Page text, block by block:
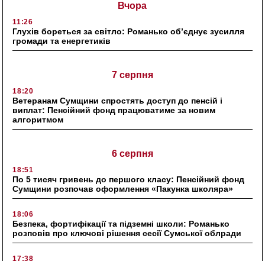
Вчора
11:26
Глухів бореться за світло: Романько об’єднує зусилля
громади та енергетиків
7 серпня
18:20
Ветеранам Сумщини спростять доступ до пенсій і
виплат: Пенсійний фонд працюватиме за новим
алгоритмом
6 серпня
18:51
По 5 тисяч гривень до першого класу: Пенсійний фонд
Сумщини розпочав оформлення «Пакунка школяра»
18:06
Безпека, фортифікації та підземні школи: Романько
розповів про ключові рішення сесії Сумської облради
17:38